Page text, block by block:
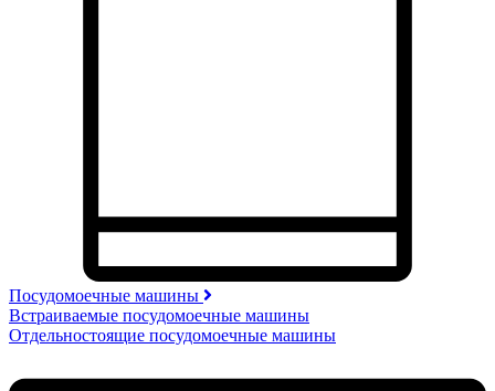
Посудомоечные машины
Встраиваемые посудомоечные машины
Отдельностоящие посудомоечные машины